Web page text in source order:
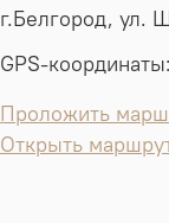
г.Белгород, ул.
GPS-координаты:
Проложить
Открыть